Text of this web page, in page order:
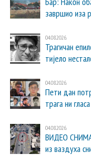
завршио иза
04.08.2026.
Трагичан
тијело
04.08.2026.
Пети дан
трага ни
04.08.2026.
ВИДЕО
из ваздуха